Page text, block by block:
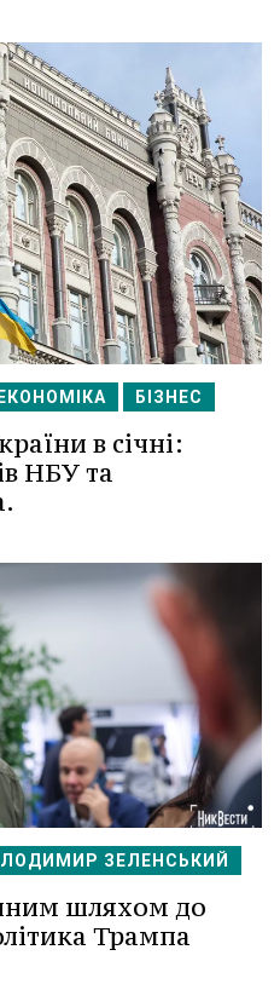
БІЗНЕС
в січні:
НБУ та
ЗЕЛЕНСЬКИЙ
шляхом до
Трампа